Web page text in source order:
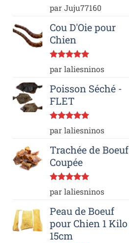
Note
sur
5
par Juju77160
Cou D'Oie pour
Chien
Note 5sur
5
par laliesninos
Poisson Séché -
FLET
Note 5sur
5
par laliesninos
Trachée de Boeuf
Coupée
Note 5sur
5
par laliesninos
Peau de Boeuf
pour Chien 1 Kilo
15cm